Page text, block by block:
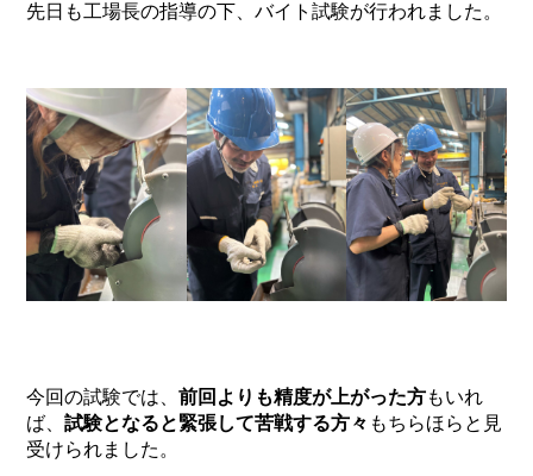
先日も工場長の指導の下、バイト試験が行われました。
今回の試験では、前回よりも精度が上がった方もいれ
ば、試験となると緊張して苦戦する方々 もちらほらと見
受けられました。